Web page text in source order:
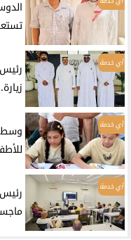
أي خدمة
أي خدمة
وسط
أي خدمة